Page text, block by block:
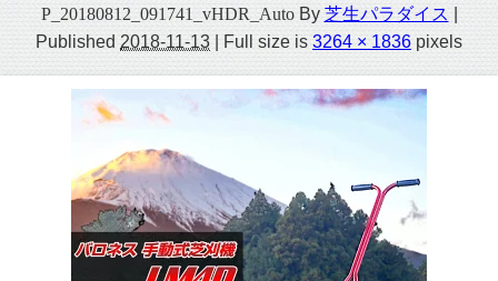
P_20180812_091741_vHDR_Auto By 芝生パラダイス
Published 2018-11-13 Full size is 3264 × 1836 pixels